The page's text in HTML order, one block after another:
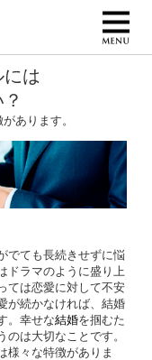
は
あります。
でても長続きせずに悩
ドラマのように盛り上
ては恋愛に対して不安
が続かなければ、結婚
。幸せな結婚を掴むた
は大切なことです。
様々な特徴がありま